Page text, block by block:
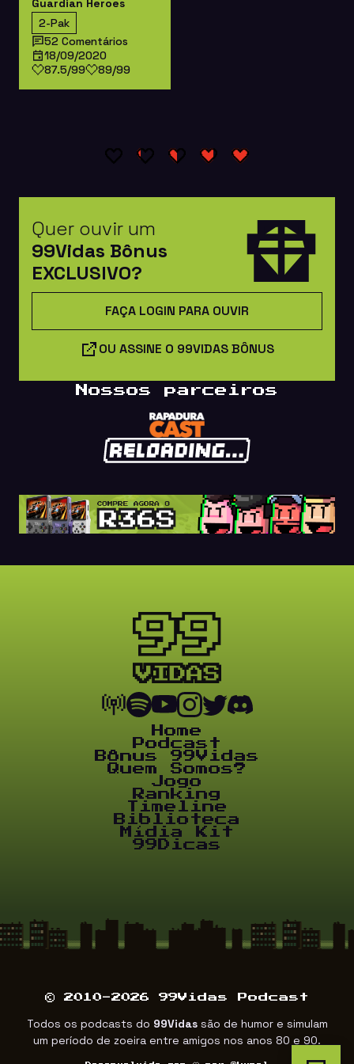
Guardian Heroes
2-Pak
52 Comentários
18/09/2020
87.5/99
89/99
Quer ouvir um
99Vidas Bônus
EXCLUSIVO?
FAÇA LOGIN PARA OUVIR
OU ASSINE O 99VIDAS BÔNUS
Nossos parceiros
Home
Podcast
Bônus 99Vidas
Quem Somos?
Jogo
Ranking
Timeline
Biblioteca
Mídia Kit
99Dicas
© 2010-2026 99Vidas Podcast
Todos os podcasts do 99Vidassão de humor e simulam
um período de zoeira entre amigos nos anos 80 e 90.